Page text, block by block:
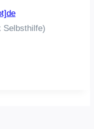
Selbsthilfe)